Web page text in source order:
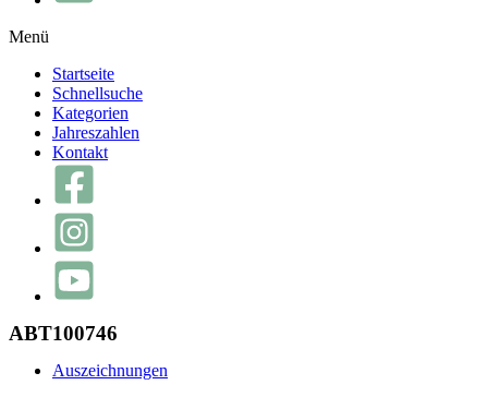
Menü
Startseite
Schnellsuche
Kategorien
Jahreszahlen
Kontakt
ABT100746
Auszeichnungen